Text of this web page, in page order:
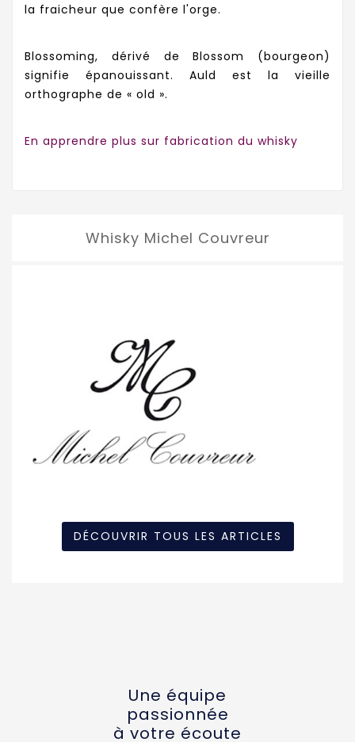
la fraicheur que confère l'orge.
Blossoming, dérivé de Blossom (bourgeon)
signifie épanouissant. Auld est la vieille
orthographe de « old ».
En apprendre plus sur fabrication du whisky
Whisky Michel Couvreur
DÉCOUVRIR TOUS LES ARTICLES
Une équipe
passionnée
à votre écoute